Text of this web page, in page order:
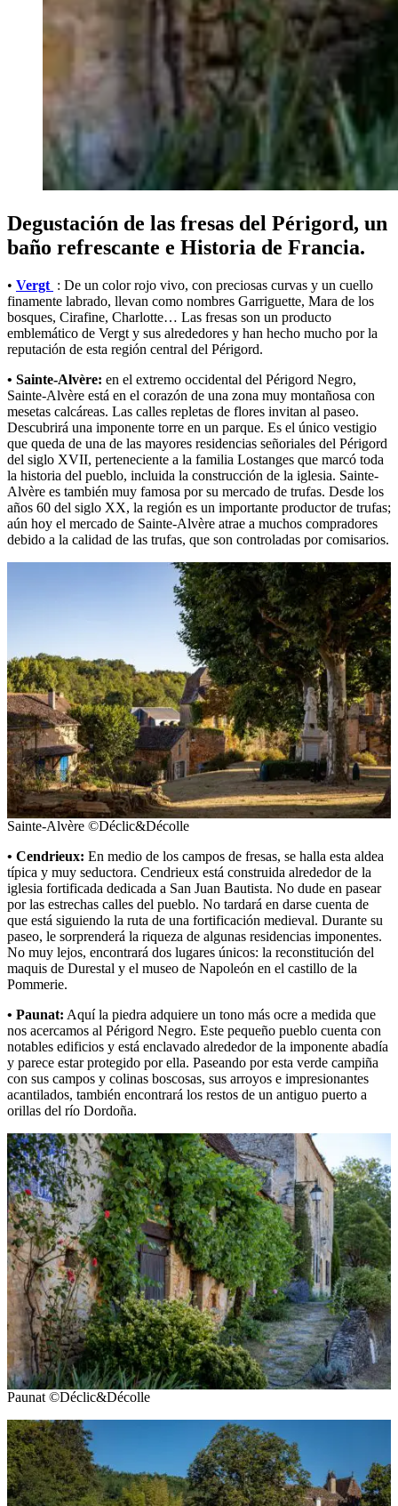
Degustación de las fresas del Périgord, un
baño refrescante e Historia de Francia.
• Vergt : De un color rojo vivo, con preciosas curvas y un cuello
finamente labrado, llevan como nombres Garriguette, Mara de los
bosques, Cirafine, Charlotte… Las fresas son un producto
emblemático de Vergt y sus alrededores y han hecho mucho por la
reputación de esta región central del Périgord.
• Sainte-Alvère: en el extremo occidental del Périgord Negro,
Sainte-Alvère está en el corazón de una zona muy montañosa con
mesetas calcáreas. Las calles repletas de flores invitan al paseo.
Descubrirá una imponente torre en un parque. Es el único vestigio
que queda de una de las mayores residencias señoriales del Périgord
del siglo XVII, perteneciente a la familia Lostanges que marcó toda
la historia del pueblo, incluida la construcción de la iglesia. Sainte-
Alvère es también muy famosa por su mercado de trufas. Desde los
años 60 del siglo XX, la región es un importante productor de trufas;
aún hoy el mercado de Sainte-Alvère atrae a muchos compradores
debido a la calidad de las trufas, que son controladas por comisarios.
Sainte-Alvère ©Déclic&Décolle
• Cendrieux: En medio de los campos de fresas, se halla esta aldea
típica y muy seductora. Cendrieux está construida alrededor de la
iglesia fortificada dedicada a San Juan Bautista. No dude en pasear
por las estrechas calles del pueblo. No tardará en darse cuenta de
que está siguiendo la ruta de una fortificación medieval. Durante su
paseo, le sorprenderá la riqueza de algunas residencias imponentes.
No muy lejos, encontrará dos lugares únicos: la reconstitución del
maquis de Durestal y el museo de Napoleón en el castillo de la
Pommerie.
• Paunat: Aquí la piedra adquiere un tono más ocre a medida que
nos acercamos al Périgord Negro. Este pequeño pueblo cuenta con
notables edificios y está enclavado alrededor de la imponente abadía
y parece estar protegido por ella. Paseando por esta verde campiña
con sus campos y colinas boscosas, sus arroyos e impresionantes
acantilados, también encontrará los restos de un antiguo puerto a
orillas del río Dordoña.
Paunat ©Déclic&Décolle